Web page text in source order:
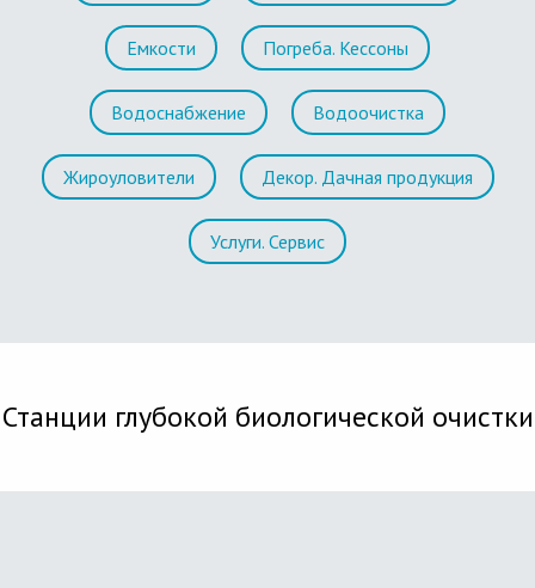
Емкости Погреба. Кессоны
Водоснабжение Водоочистка
Жироуловители Декор. Дачная продукция
Услуги. Сервис
Станции глубокой биологической очистки